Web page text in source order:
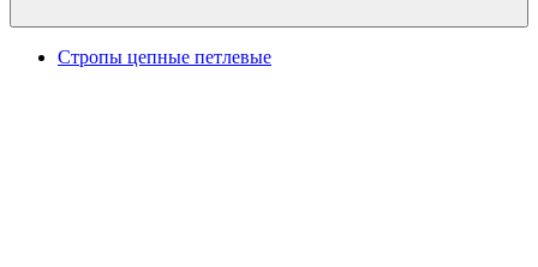
Стропы цепные петлевые